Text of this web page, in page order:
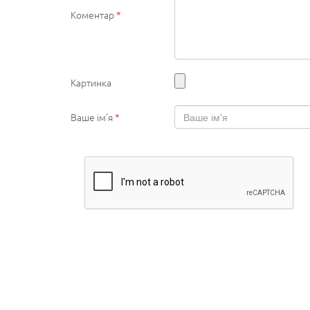
Коментар*
Картинка
Ваше ім'я*